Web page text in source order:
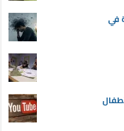
في